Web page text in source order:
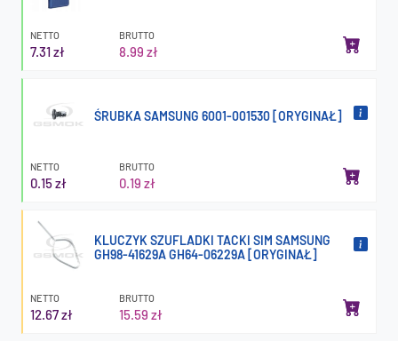
NETTO
7.31 zł
BRUTTO
8.99 zł
ŚRUBKA SAMSUNG 6001-001530 [ORYGINAŁ]
NETTO
0.15 zł
BRUTTO
0.19 zł
KLUCZYK SZUFLADKI TACKI SIM SAMSUNG
GH98-41629A GH64-06229A [ORYGINAŁ]
NETTO
12.67 zł
BRUTTO
15.59 zł